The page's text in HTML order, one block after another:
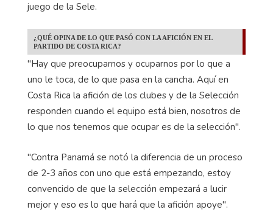
juego de la Sele.
¿QUÉ OPINA DE LO QUE PASÓ CON LA AFICIÓN EN EL
PARTIDO DE COSTA RICA?
"Hay que preocuparnos y ocuparnos por lo que a
uno le toca, de lo que pasa en la cancha. Aquí en
Costa Rica la afición de los clubes y de la Selección
responden cuando el equipo está bien, nosotros de
lo que nos tenemos que ocupar es de la selección".
"Contra Panamá se notó la diferencia de un proceso
de 2-3 años con uno que está empezando, estoy
convencido de que la selección empezará a lucir
mejor y eso es lo que hará que la afición apoye".